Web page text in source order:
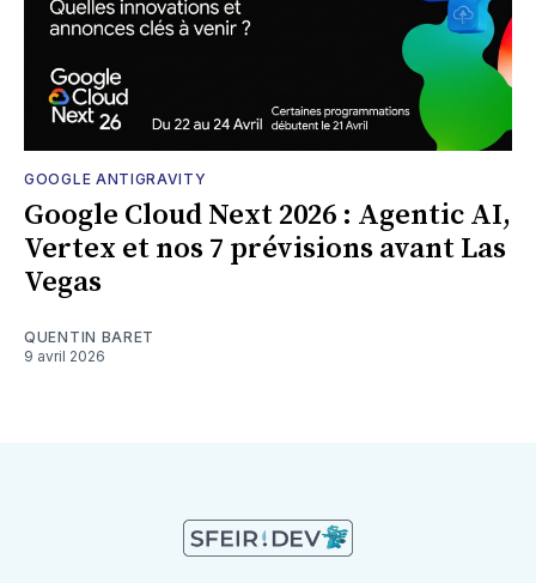
GOOGLE ANTIGRAVITY
Google Cloud Next 2026 : Agentic AI,
Vertex et nos 7 prévisions avant Las
Vegas
QUENTIN BARET
9 avril 2026